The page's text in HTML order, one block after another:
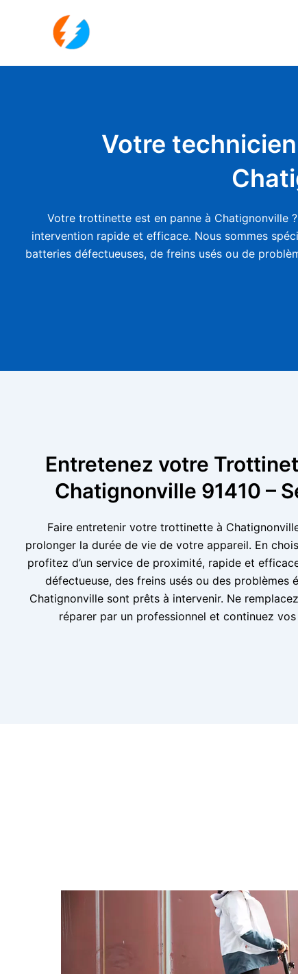
Votre
Votre trottinette est en panne à Chatignonville
intervention rapide et efficace. Nous sommes
batteries défectueuses, de freins usés ou de
Entretenez votre
Chatignonville 91410 –
Faire entretenir votre trottinette à
prolonger la durée de vie de votre appareil. En
profitez d’un service de proximité, rapide et
défectueuse, des freins usés ou des problèmes
Chatignonville sont prêts à intervenir. Ne
réparer par un professionnel et continuez